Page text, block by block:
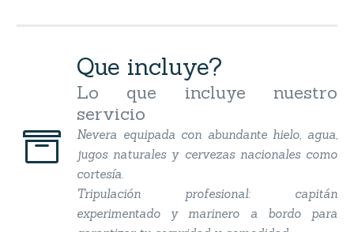


Que incluye?
Lo que incluye nuestro
servicio
Nevera equipada con abundante hielo, agua,
jugos naturales y cervezas nacionales como
cortesía.
Tripulación profesional: capitán
experimentado y marinero a bordo para